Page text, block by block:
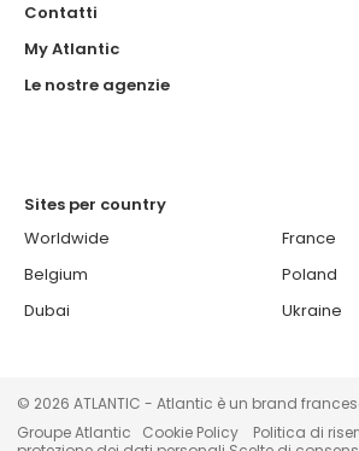
Contatti
My Atlantic
Le nostre agenzie
Sites per country
Worldwide
Belgium
Dubai
France
Poland
Ukraine
© 2026 ATLANTIC - Atlantic è un brand
Groupe Atlantic
Cookie Policy
Politica di